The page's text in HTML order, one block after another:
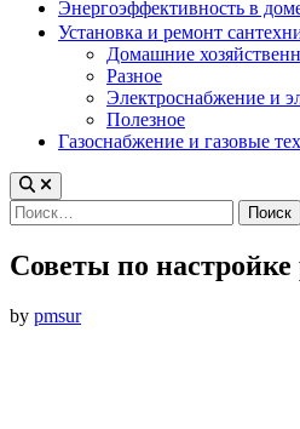
Энергоэффективность в
Установка и ремонт
Домашние
Разное
Электроснабжение и
Полезное
Газоснабжение и газовые
Найти:
Советы по
by pmsur